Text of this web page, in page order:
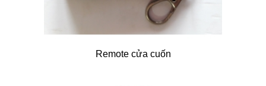
Remote cửa cuốn